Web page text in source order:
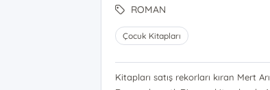
ROMAN
Çocuk Kitapları
Kitapları satış rekorları kıran Mert